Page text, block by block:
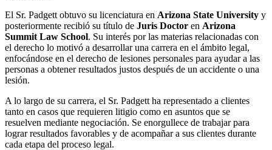
El Sr. Padgett obtuvo su licenciatura en Arizona State University y
posteriormente recibió su título de Juris Doctor en Arizona
Summit Law School. Su interés por las materias relacionadas con
el derecho lo motivó a desarrollar una carrera en el ámbito legal,
enfocándose en el derecho de lesiones personales para ayudar a las
personas a obtener resultados justos después de un accidente o una
lesión.
A lo largo de su carrera, el Sr. Padgett ha representado a clientes
tanto en casos que requieren litigio como en asuntos que se
resuelven mediante negociación. Se enorgullece de trabajar para
lograr resultados favorables y de acompañar a sus clientes durante
cada etapa del proceso legal.